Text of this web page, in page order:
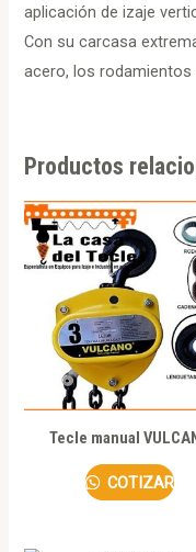
aplicación de izaje
Con su carcasa
acero, los rodamientos
Productos
Tecle manual
COTIZAR